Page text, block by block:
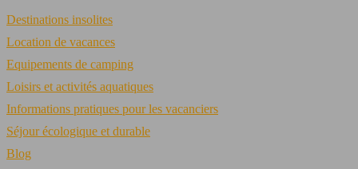
Destinations insolites
Location de vacances
Equipements de camping
Loisirs et activités aquatiques
Informations pratiques pour les vacanciers
Séjour écologique et durable
Blog